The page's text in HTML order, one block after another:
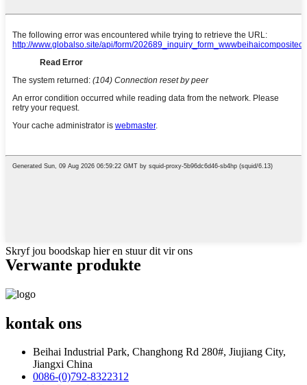
Skryf jou boodskap hier en stuur dit vir ons
Verwante produkte
kontak ons
Beihai Industrial Park, Changhong Rd 280#, Jiujiang City,
Jiangxi China
0086-(0)792-8322312